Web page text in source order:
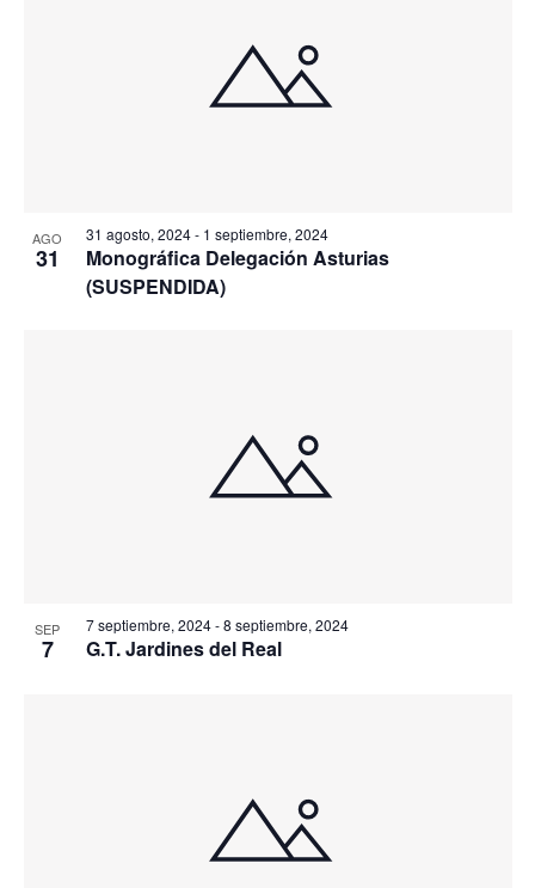
AGO
31
31 agosto, 2024- 1 septiembre, 2024
Monográfica Delegación Asturias
(SUSPENDIDA)
SEP
7
7 septiembre, 2024-8 septiembre, 2024
G.T. Jardines del Real